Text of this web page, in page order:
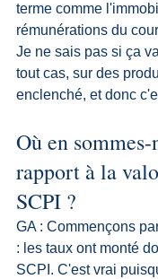
terme comme
rémunérations du
Je ne sais pas si ça
tout cas, sur des
enclenché, et donc
Où en
rapport à la
SCPI ?
GA : Commençons
: les taux ont monté
SCPI. C'est vrai